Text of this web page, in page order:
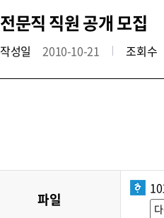
전문직 직원 공개 모집
작성일 2010-10-21 조회수
파일